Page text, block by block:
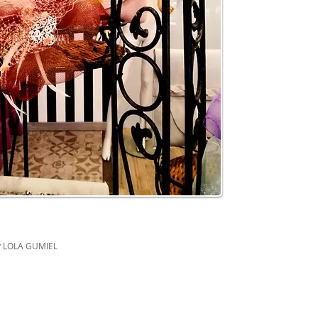
GUMIEL